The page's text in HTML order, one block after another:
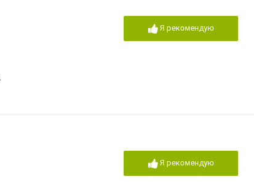
Я рекомендую
Я рекомендую